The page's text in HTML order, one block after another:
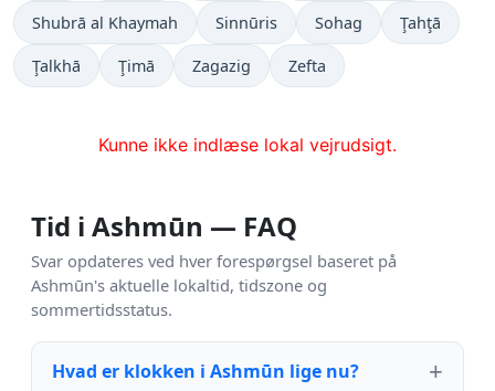
Shubrā al Khaymah Sinnūris Sohag Ţahţā
Ţalkhā Ţimā Zagazig Zefta
Kunne ikke indlæse lokal vejrudsigt.
Tid i Ashmūn — FAQ
Svar opdateres ved hver forespørgsel baseret på
Ashmūn's aktuelle lokaltid, tidszone og
sommertidsstatus.
Hvad er klokken i Ashmūn lige nu?